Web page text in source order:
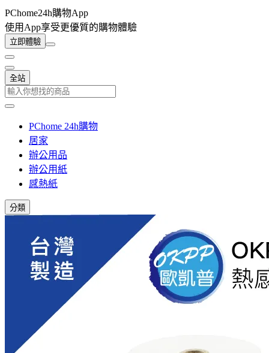
PChome24h購物App
使用App享受更優質的購物體驗
立即體驗
全站
PChome 24h購物
居家
辦公用品
辦公用紙
感熱紙
分類